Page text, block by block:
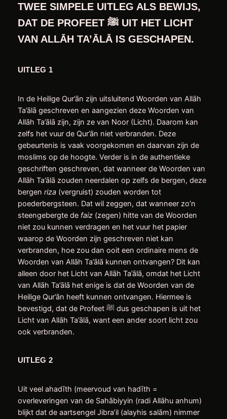
TWEE SIMPELE UITLEG ALS BEWIJS,
DAT DE PROFEET ﷺUIT HET LICHT
VAN ALLĀH TA’ĀLĀ IS GESCHAPEN.
UITLEG 1
In de Heilige Qur’ān zijn uitsluitend Woorden van Allāh
Ta’ālā geschreven en aangezien deze Woorden van
Allāh Ta’ālā zijn, zijn ze van Noor (Licht). Daarom kan
zelfs het vuur de Qur’ān niet verbranden. Deze
gebeurtenis is vaak voorgekomen en daarvan zijn de
moslims op de hoogte. Verder is in de authentieke
geschriften geschreven, dat wanneer de Woorden van
Allāh Ta’ālā zouden neerdalen op zelfs de bergen, deze
bergen riza(vergruist) zouden worden tot
poederbergsteen. Dat wil zeggen, dat wanneer zo’n
steengebergte de faiz(zegen) hitte van de Woorden
niet zou kunnen verdragen en het vuur het papier
waarop de Woorden zijn geschreven niet kan
verbranden, hoe zou dan ooit een ordinaire mens de
Woorden van Allāh Ta’ālā kunnen ontvangen? Dit kan
alleen door het Licht van Allāh Ta’ālā, omdat het Licht
van Allāh Ta’ālā het enige is dat de Woorden van de
Heilige Qur’ān heeft kunnen ontvangen. Hiermee is
bevestigd, dat de Profeet ﷺ dus geschapen is uit het
Licht van Allāh Ta’ālā, want een ander soort licht zou
ook verbranden.
UITLEG 2
Uit veel ahadīth (meervoud van hadīth =
overleveringen van de Sahābiyyin (radi Allāhu anhum)
blijkt dat de aartsengel Jibra’il (alayhis salām) nimmer